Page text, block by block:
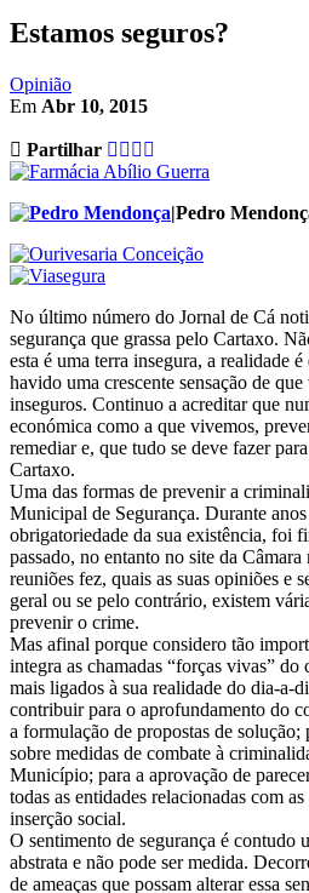
Estamos seguros?
Opinião
Em Abr 10, 2015
Partilhar
|Pedro
No último número do Jornal de Cá
segurança que grassa pelo Cartaxo.
esta é uma terra insegura, a realidade
havido uma crescente sensação de
inseguros. Continuo a acreditar que
económica como a que vivemos,
remediar e, que tudo se deve fazer
Cartaxo.
Uma das formas de prevenir a
Municipal de Segurança. Durante
obrigatoriedade da sua existência, foi
passado, no entanto no site da
reuniões fez, quais as suas opiniões e
geral ou se pelo contrário, existem
prevenir o crime.
Mas afinal porque considero tão
integra as chamadas “forças vivas” do
mais ligados à sua realidade do dia-a-
contribuir para o aprofundamento do
a formulação de propostas de solução;
sobre medidas de combate à
Município; para a aprovação de
todas as entidades relacionadas com
inserção social.
O sentimento de segurança é contudo
abstrata e não pode ser medida.
de ameaças que possam alterar essa